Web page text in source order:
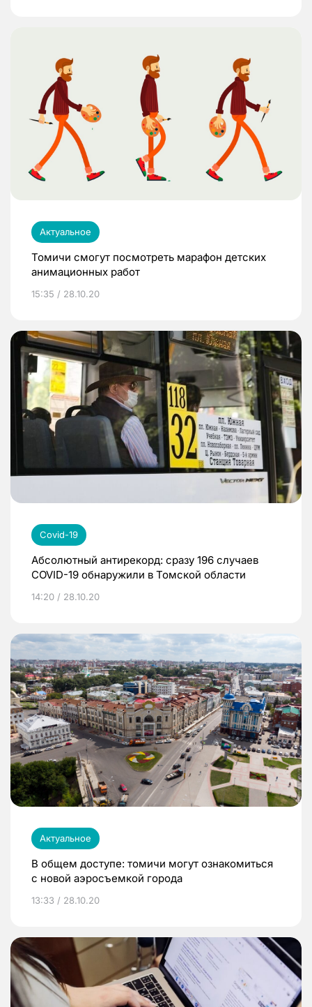
Актуальное
Томичи смогут посмотреть марафон детских
анимационных работ
15:35 / 28.10.20
Covid-19
Абсолютный антирекорд: сразу 196 случаев
COVID-19 обнаружили в Томской области
14:20 / 28.10.20
Актуальное
В общем доступе: томичи могут ознакомиться
с новой аэросъемкой города
13:33 / 28.10.20